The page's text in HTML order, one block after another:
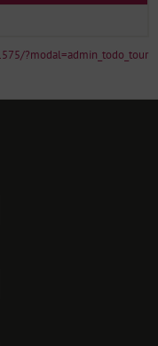
?modal=admin_todo_tour